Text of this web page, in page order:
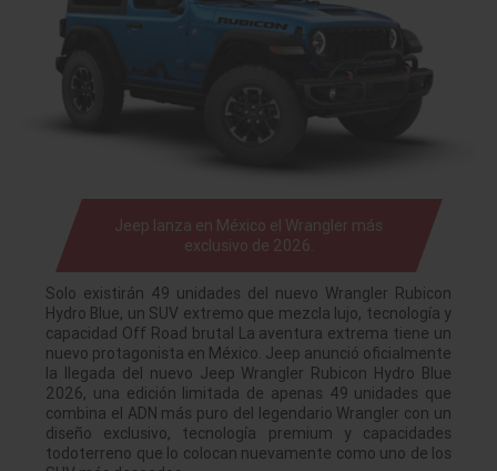
Jeep lanza en México el Wrangler más
exclusivo de 2026.
Solo existirán 49 unidades del nuevo Wrangler Rubicon
Hydro Blue, un SUV extremo que mezcla lujo, tecnología y
capacidad Off Road brutal La aventura extrema tiene un
nuevo protagonista en México. Jeep anunció oficialmente
la llegada del nuevo Jeep Wrangler Rubicon Hydro Blue
2026, una edición limitada de apenas 49 unidades que
combina el ADN más puro del legendario Wrangler con un
diseño exclusivo, tecnología premium y capacidades
todoterreno que lo colocan nuevamente como uno de los